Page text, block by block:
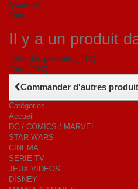
Quantité
Total
Il y a un produit
Total des produits (TTC)
Total (TTC)
Commander d'autres
Catégories
Accueil
DC / COMICS / MARVEL
STAR WARS
CINEMA
SERIE TV
JEUX VIDEOS
DISNEY